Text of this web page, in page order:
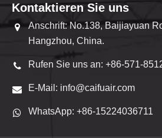
Kontaktieren Sie uns
Anschrift: No.138, Baijiayuan
Hangzhou, China.
Rufen Sie uns an: +86-571-
E-Mail: info@caifuair.com
WhatsApp: +86-15224036711